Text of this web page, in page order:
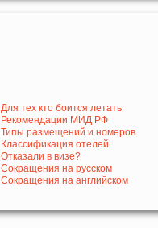
Для тех кто боится летать
Рекомендации МИД РФ
Типы размещений и номеров
Классификация отелей
Отказали в визе?
Сокращения на русском
Сокращения на английском